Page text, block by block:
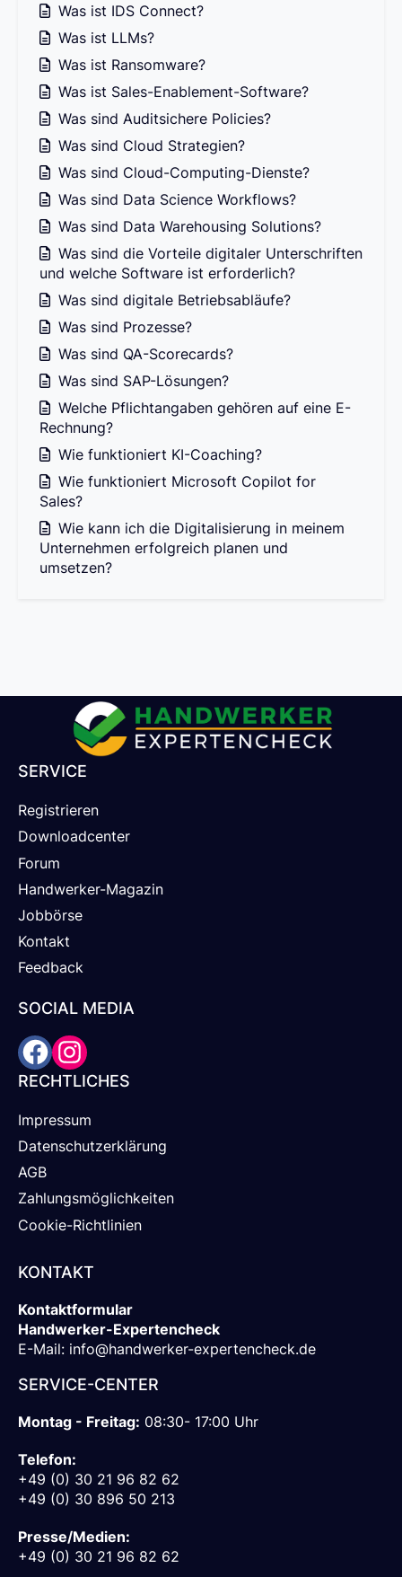
Was ist IDS Connect?
Was ist LLMs?
Was ist Ransomware?
Was ist Sales-Enablement-Software?
Was sind Auditsichere Policies?
Was sind Cloud Strategien?
Was sind Cloud-Computing-Dienste?
Was sind Data Science Workflows?
Was sind Data Warehousing Solutions?
Was sind die Vorteile digitaler Unterschriften
und welche Software ist erforderlich?
Was sind digitale Betriebsabläufe?
Was sind Prozesse?
Was sind QA-Scorecards?
Was sind SAP-Lösungen?
Welche Pflichtangaben gehören auf eine E-
Rechnung?
Wie funktioniert KI-Coaching?
Wie funktioniert Microsoft Copilot for
Sales?
Wie kann ich die Digitalisierung in meinem
Unternehmen erfolgreich planen und
umsetzen?
SERVICE
Registrieren
Downloadcenter
Forum
Handwerker-Magazin
Jobbörse
Kontakt
Feedback
SOCIAL MEDIA
RECHTLICHES
Impressum
Datenschutzerklärung
AGB
Zahlungsmöglichkeiten
Cookie-Richtlinien
KONTAKT
Kontaktformular
Handwerker-Expertencheck
E-Mail: info@handwerker-expertencheck.de
SERVICE-CENTER
Montag - Freitag: 08:30- 17:00 Uhr
Telefon:
+49 (0) 30 21 96 82 62
+49 (0) 30 896 50 213
Presse/Medien:
+49 (0) 30 21 96 82 62